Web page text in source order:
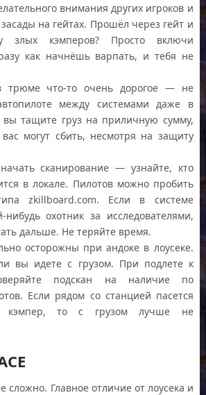
внимания других игроков и
на гейтах. Прошёл через гейт и
злых кэмперов? Просто включи
как начнёшь варпать, и тебя не
трюме что-то очень дорогое — не
между системами даже в
вы тащите груз на приличную сумму,
могут сбить, несмотря на защиту
сканирование — узнайте, кто
в локале. Пилотов можно пробить
zkillboard.com. Если в системе
нибудь охотник за исследователями,
дальше. Не теряйте время.
осторожны при андоке в лоусеке.
вы идете с грузом. При подлете к
подскан на наличие по
Если рядом со станцией пасется
кэмпер, то с грузом лучше не
сложно. Главное отличие от лоусека и